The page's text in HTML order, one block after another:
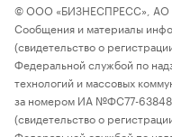
© ООО «БИЗНЕСПРЕСС», АО
Сообщения и материалы
(свидетельство о
Федеральной службой по
технологий и массовых
за номером ИА №ФС77-63848)
(свидетельство о